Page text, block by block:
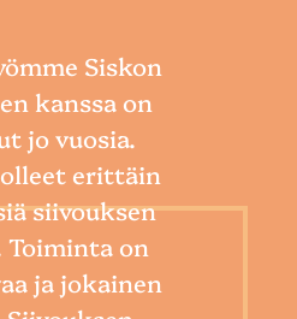
Siskon
kanssa on
jo vuosia.
erittäin
siivouksen
Toiminta on
ja jokainen